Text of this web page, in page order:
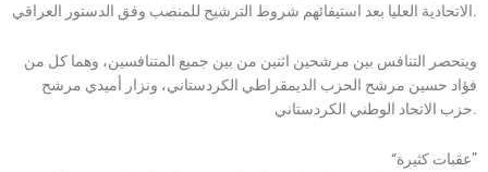
الاتحادية العليا بعد استيفائهم شروط الترشيح للمنصب وفق الدستور العراقي.
وينحصر التنافس بين مرشحين اثنين من بين جميع المتنافسين، وهما كل من
فؤاد حسين مرشح الحزب الديمقراطي الكردستاني، ونزار أميدي مرشح
حزب الاتحاد الوطني الكردستاني.
“عقبات كثيرة”